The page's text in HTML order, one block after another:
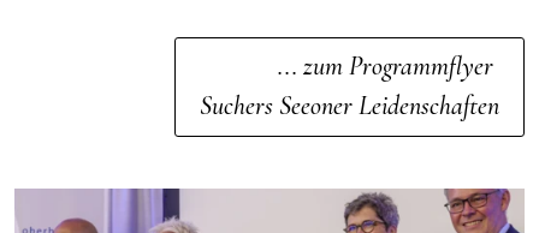
... zum Programmflyer
Suchers Seeoner Leidenschaften